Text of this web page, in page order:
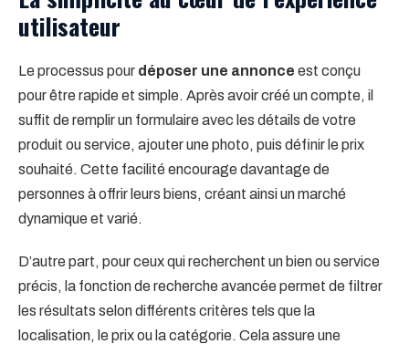
utilisateur
Le processus pour déposer une annonce est conçu
pour être rapide et simple. Après avoir créé un compte, il
suffit de remplir un formulaire avec les détails de votre
produit ou service, ajouter une photo, puis définir le prix
souhaité. Cette facilité encourage davantage de
personnes à offrir leurs biens, créant ainsi un marché
dynamique et varié.
D’autre part, pour ceux qui recherchent un bien ou service
précis, la fonction de recherche avancée permet de filtrer
les résultats selon différents critères tels que la
localisation, le prix ou la catégorie. Cela assure une